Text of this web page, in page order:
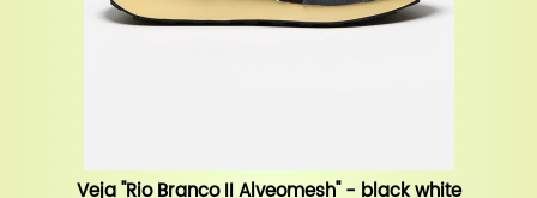
Veja "Rio Branco II Alveomesh" - black white